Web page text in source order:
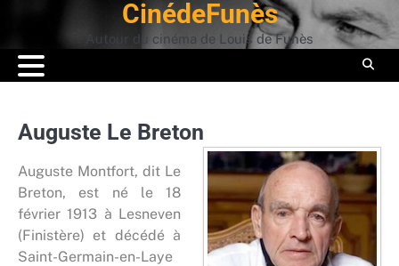
content
CinédeFunès
Autour du cinéma de Louis de Funès
Auguste Le Breton
Auguste Montfort, dit Le
Breton, est né le 18
février 1913 à Lesneven
(Finistère) et décédé à
Saint-Germain-en-Laye
-10% de remise sur le siteQuoiMaGueuleavec le
BIENVENUE10 " (offre non cumulable)